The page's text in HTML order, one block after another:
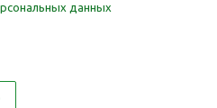
данных